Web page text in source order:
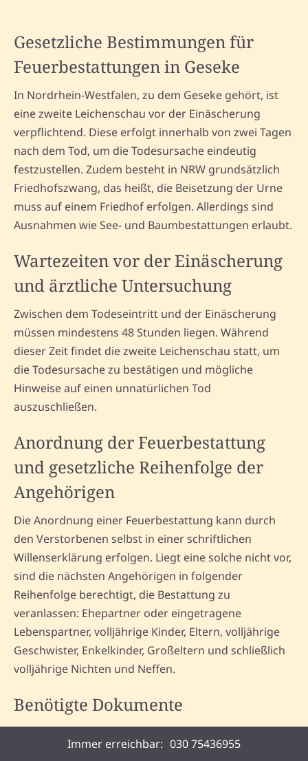
Gesetzliche Bestimmungen für
Feuerbestattungen in Geseke
In Nordrhein-Westfalen, zu dem Geseke gehört, ist
eine zweite Leichenschau vor der Einäscherung
verpflichtend. Diese erfolgt innerhalb von zwei Tagen
nach dem Tod, um die Todesursache eindeutig
festzustellen. Zudem besteht in NRW grundsätzlich
Friedhofszwang, das heißt, die Beisetzung der Urne
muss auf einem Friedhof erfolgen. Allerdings sind
Ausnahmen wie See- und Baumbestattungen erlaubt.
Wartezeiten vor der Einäscherung
und ärztliche Untersuchung
Zwischen dem Todeseintritt und der Einäscherung
müssen mindestens 48 Stunden liegen. Während
dieser Zeit findet die zweite Leichenschau statt, um
die Todesursache zu bestätigen und mögliche
Hinweise auf einen unnatürlichen Tod
auszuschließen.
Anordnung der Feuerbestattung
und gesetzliche Reihenfolge der
Angehörigen
Die Anordnung einer Feuerbestattung kann durch
den Verstorbenen selbst in einer schriftlichen
Willenserklärung erfolgen. Liegt eine solche nicht vor,
sind die nächsten Angehörigen in folgender
Reihenfolge berechtigt, die Bestattung zu
veranlassen: Ehepartner oder eingetragene
Lebenspartner, volljährige Kinder, Eltern, volljährige
Geschwister, Enkelkinder, Großeltern und schließlich
volljährige Nichten und Neffen.
Benötigte Dokumente
Immer erreichbar: 030 75436955